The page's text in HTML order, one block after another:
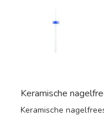
Keramische
Keramische